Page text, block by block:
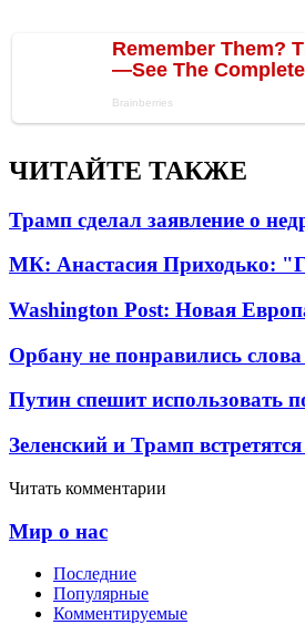
ЧИТАЙТЕ ТАКЖЕ
Трамп сделал заявление о
МК: Анастасия Приходько:
Washington Post: Новая
Орбану не понравились
Путин спешит использовать
Зеленский и Трамп
Читать комментарии
Мир о нас
Последние
Популярные
Комментируемые